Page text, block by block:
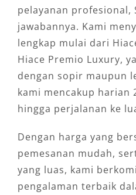
pelayanan profesional,
jawabannya. Kami
lengkap mulai dari
Hiace Premio Luxury,
dengan sopir maupun
kami mencakup harian
hingga perjalanan ke
Dengan harga yang
pemesanan mudah,
yang luas, kami
pengalaman terbaik